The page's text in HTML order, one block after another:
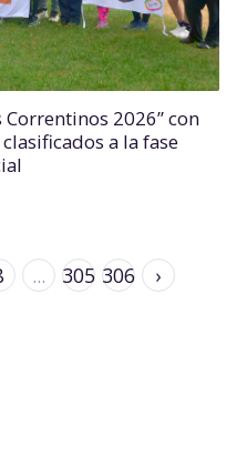
Correntinos 2026” con
a la fase
... 305 306 ›